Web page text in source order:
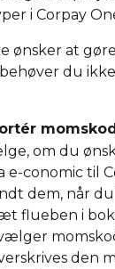
i Corpay
ønsker at
du
om du
e-conomic til
dem, når
flueben i
den